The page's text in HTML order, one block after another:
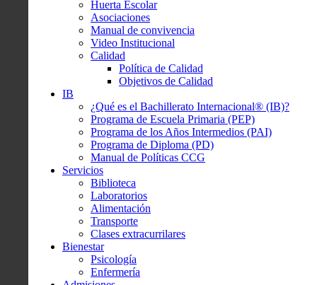
Huerta Escolar
Asociaciones
Manual de convivencia
Video Institucional
Calidad
Política de Calidad
Objetivos de Calidad
IB
¿Qué es el Bachillerato Internacional® (IB)?
Programa de Escuela Primaria (PEP)
Programa de los Años Intermedios (PAI)
Programa de Diploma (PD)
Manual de Políticas CCG
Servicios
Biblioteca
Laboratorios
Alimentación
Transporte
Clases extracurrilares
Bienestar
Psicología
Enfermería